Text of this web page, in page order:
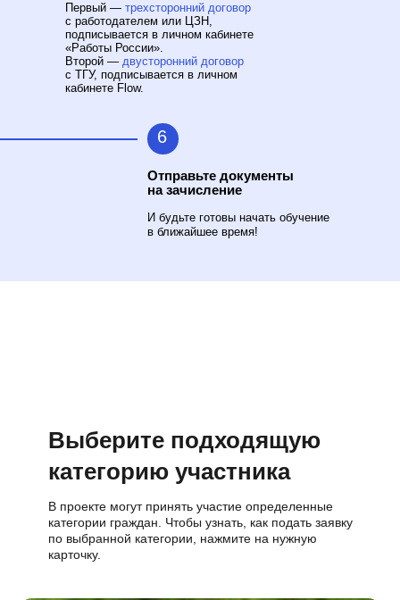
Отправьте документы
на зачисление
И будьте готовы начать обучение
в ближайшее время!
Первый — трехсторонний договор
с работодателем или ЦЗН,
подписывается в личном кабинете
«Работы России».
Второй — двусторонний договор
с ТГУ, подписывается в личном
кабинете Flow.
6
Выберите подходящую
категорию участника
В проекте могут принять участие определенные
категории граждан. Чтобы узнать, как подать заявку
по выбранной категории, нажмите на нужную
карточку.